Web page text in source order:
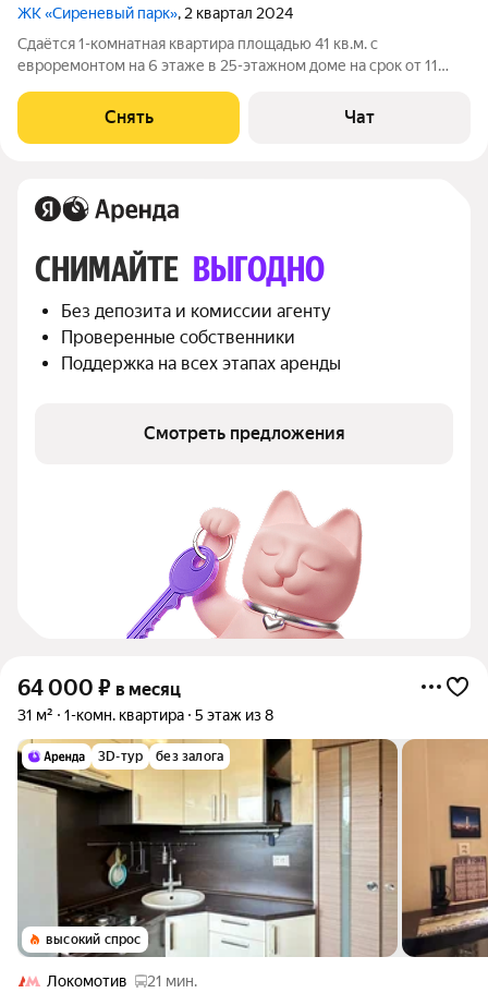
ЖК «Сиреневый парк», 2 квартал 2024
Сдаётся 1-комнатная квартира площадью 41 кв.м. с
евроремонтом на 6 этаже в 25-этажном доме на срок от 11
Стиральная машина Холодильник Посудомоечная машина
Кондиционер Микроволновка Дом -
Снять Чат
СНИМАЙТЕ ВЫГОДНО
Без депозита и комиссии агенту
Проверенные собственники
Поддержка на всех этапах аренды
Смотреть предложения
64 000 ₽ в месяц
31 м² 1-комн. квартира 5 этаж из 8
3D-тур без залога
высокий спрос
Локомотив
21 мин.